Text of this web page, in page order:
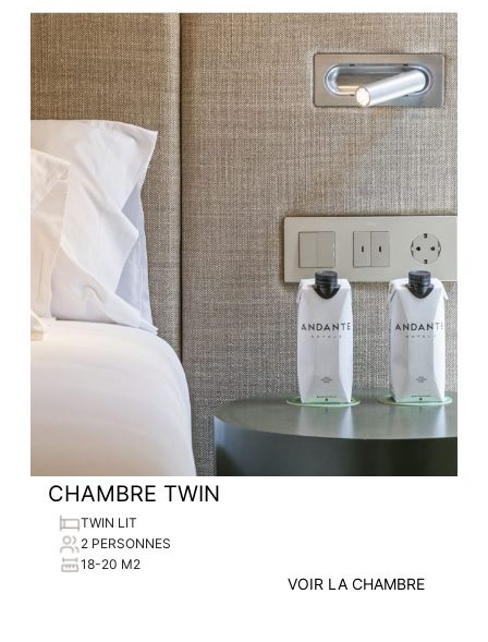
CHAMBRE TWIN
TWIN LIT
2 PERSONNES
18-20 M2
VOIR LA CHAMBRE